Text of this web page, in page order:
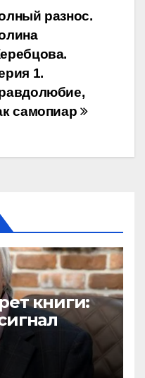
разнос.
1.
самопиар
книги: